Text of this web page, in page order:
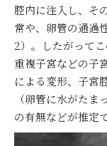
腔内に注入し、そ
常や、卵管の通過
2）。したがって
重複子宮などの子
による変形、子宮
（卵管に水がた
の有無などが推定